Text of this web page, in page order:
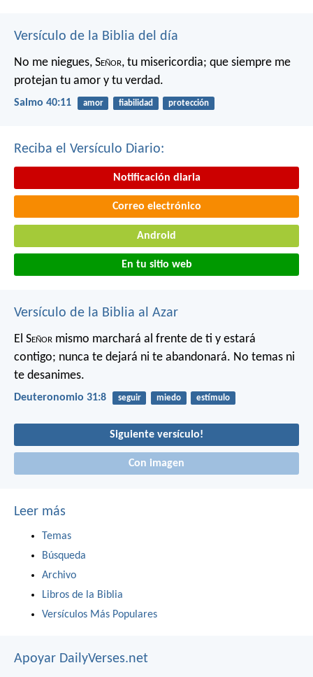
Versículo de la Biblia del día
No me niegues, Señor, tu misericordia; que siempre me
protejan tu amor y tu verdad.
Salmo 40:11 amor fiabilidad protección
Reciba el Versículo Diario:
Notificación diaria
Correo electrónico
Android
En tu sitio web
Versículo de la Biblia al Azar
El Señor mismo marchará al frente de ti y estará
contigo; nunca te dejará ni te abandonará. No temas ni
te desanimes.
Deuteronomio 31:8 seguir miedo estímulo
Siguiente versículo!
Con imagen
Leer más
Temas
Búsqueda
Archivo
Libros de la Biblia
Versículos Más Populares
Apoyar DailyVerses.net